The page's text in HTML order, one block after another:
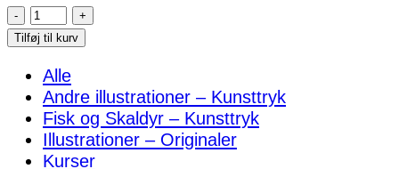
Joops
Have
i
Gellerup
–
plakat
antal
Tilføj til kurv
Alle
Andre illustrationer – Kunsttryk
Fisk og Skaldyr – Kunsttryk
Illustrationer – Originaler
Kurser